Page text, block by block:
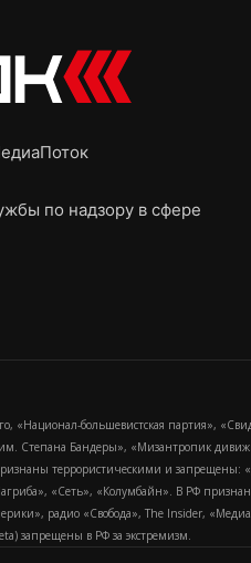
по надзору в сфере
«Национал-большевистская партия»,
Степана Бандеры», «Мизантропик
террористическими и
«Сеть», «Колумбайн». В РФ
радио «Свобода», The Insider,
запрещены в РФ за экстремизм.